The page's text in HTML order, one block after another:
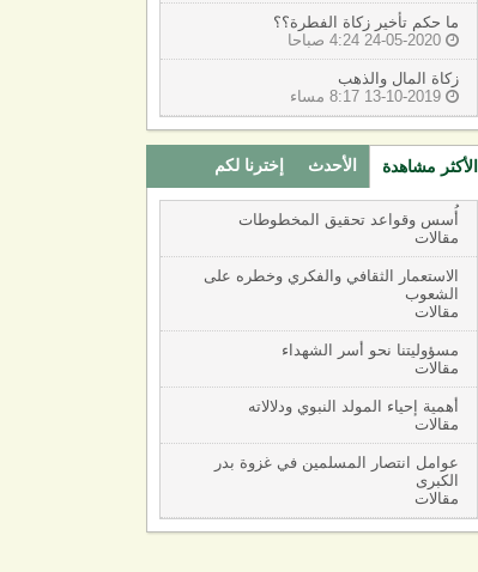
ما حكم تأخير زكاة الفطرة؟؟

زكاة المال والذهب

الأكثر مشاهدة الأحدث إخترنا لكم
أُسس وقواعد تحقيق المخطوطات
مقالات
الاستعمار الثقافي والفكري وخطره على
الشعوب
مقالات
مسؤوليتنا نحو أسر الشهداء
مقالات
أهمية إحياء المولد النبوي ودلالاته
مقالات
عوامل انتصار المسلمين في غزوة بدر
الكبرى
مقالات